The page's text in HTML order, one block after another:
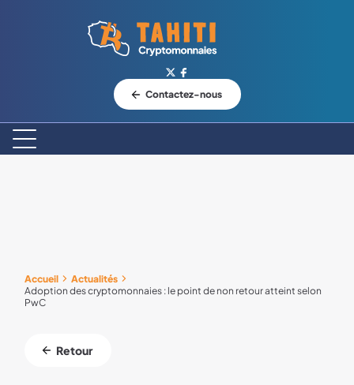
Logo Tahiti-Cryptomonnaies.com
Contactez-nous
Accueil
Actualités
Adoption des cryptomonnaies : le point de non retour atteint selon
PwC
Retour